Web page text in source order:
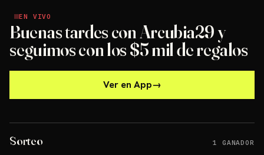
EN VIVO
EN VIVO
Buenas tardes con Arcubia29 y
seguimos con los $5 mil de regalos
Ver en App→
Sorteo 1 GANADOR